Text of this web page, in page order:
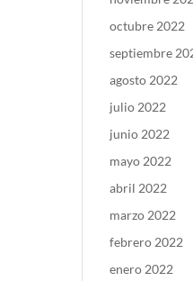
octubre 2022
septiembre
agosto 2022
julio 2022
junio 2022
mayo 2022
abril 2022
marzo 2022
febrero 2022
enero 2022